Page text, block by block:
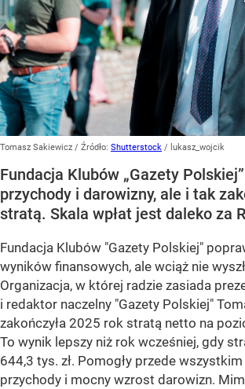
Tomasz Sakiewicz / Źródło: Shutterstock / lukasz_wojcik
Fundacja Klubów „Gazety
przychody i darowizny, ale i tak
stratą. Skala wpłat jest daleko za
Fundacja Klubów "Gazety Polskiej"
wyników finansowych, ale wciąż nie
Organizacja, w której radzie zasiada
i redaktor naczelny "Gazety Polskiej"
zakończyła 2025 rok stratą netto na
To wynik lepszy niż rok wcześniej, gdy
644,3 tys. zł. Pomogły przede
przychody i mocny wzrost darowizn.